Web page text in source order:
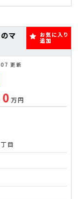
マ
お気に入り
追加
更新
万円
目